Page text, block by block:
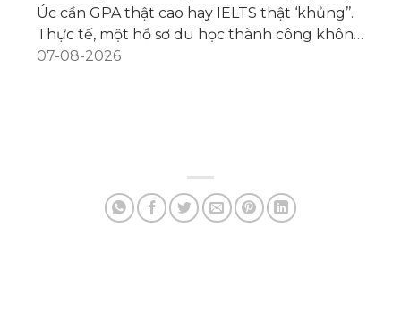
Úc cần GPA thật cao hay IELTS thật ‘khủng’’.
Thực tế, một hồ sơ du học thành công không
chỉ được đánh giá qua học lực hay ngoại ngữ,
những quốc gia có số lượng hồ sơ xin visa du
học Úc lớn nhất, [...]
07-08-2026